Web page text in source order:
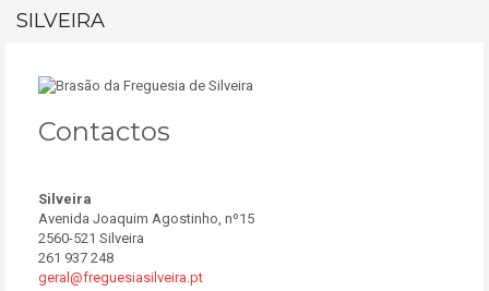
SILVEIRA
Contactos
Silveira
Avenida Joaquim Agostinho, nº15
2560-521 Silveira
261 937 248
geral@freguesiasilveira.pt